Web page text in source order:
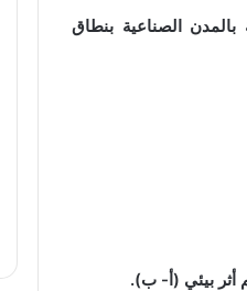
عام 2024 التفتيش على (320) منشأة صناعية بالمدن الصناعية بنطاق